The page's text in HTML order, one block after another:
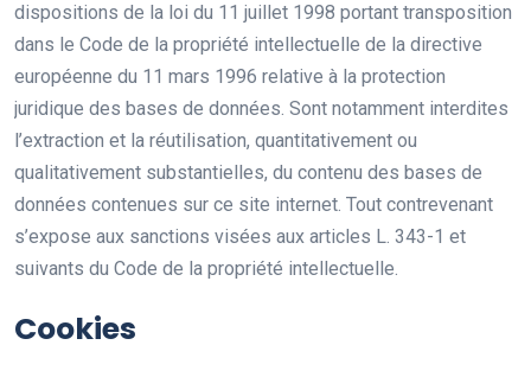
dispositions de la loi du 11 juillet 1998 portant transposition
dans le Code de la propriété intellectuelle de la directive
européenne du 11 mars 1996 relative à la protection
juridique des bases de données. Sont notamment interdites
l’extraction et la réutilisation, quantitativement ou
qualitativement substantielles, du contenu des bases de
données contenues sur ce site internet. Tout contrevenant
s’expose aux sanctions visées aux articles L. 343-1 et
suivants du Code de la propriété intellectuelle.
Cookies